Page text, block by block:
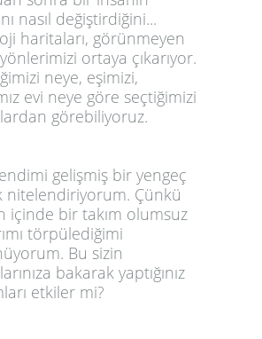
nasıl değiştirdiğini...
haritaları, görünmeyen
ortaya çıkarıyor.
neye, eşimizi,
evi neye göre seçtiğimizi
görebiliyoruz.
gelişmiş bir yengeç
nitelendiriyorum. Çünkü
içinde bir takım olumsuz
törpülediğimi
Bu sizin
bakarak yaptığınız
etkiler mi?